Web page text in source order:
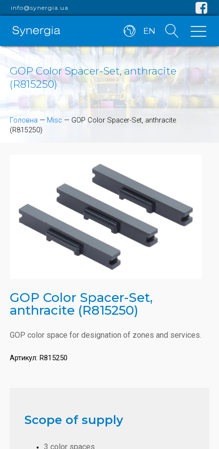
info@synergia.ua
EN
GOP Color Spacer-Set, anthracite
(R815250)
Головна — Misc — GOP Color Spacer-Set, anthracite
(R815250)
GOP Color Spacer-Set,
anthracite (R815250)
GOP color space for designation of zones and services.
Артикул: R815250
Scope of supply
3 color spaces